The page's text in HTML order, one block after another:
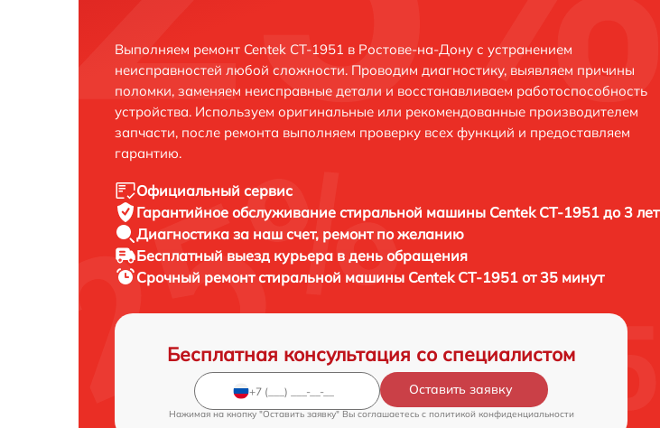
Выполняем ремонт Centek CT-1951 в Ростове-на-Дону с устранением
неисправностей любой сложности. Проводим диагностику, выявляем причины
поломки, заменяем неисправные детали и восстанавливаем работоспособность
устройства. Используем оригинальные или рекомендованные производителем
запчасти, после ремонта выполняем проверку всех функций и предоставляем
гарантию.
Официальный сервис
Гарантийное обслуживание стиральной машины Centek CT-1951 до 3 лет
Диагностика за наш счет, ремонт по желанию
Бесплатный выезд курьера в день обращения
Срочный ремонтстиральной машины Centek CT-1951 от 35 минут
Бесплатная консультация со специалистом
Оставить заявку
Нажимая на кнопку "Оставить заявку" Вы соглашаетесь c политикой конфиденциальности